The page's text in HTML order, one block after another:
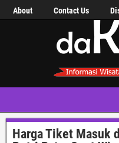
About Contact Us
Harga Tiket Masuk